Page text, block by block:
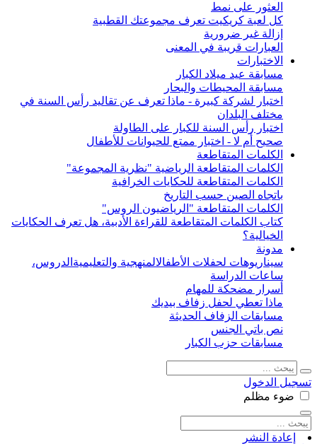
العثور على نمط
كل لعبة كريكيت تعرف مجموعتك القطبية
إزالة غير ضرورية
العبارات قريبة في المعنى
الاختبارات
مسابقة عيد ميلاد الكبار
مسابقة المحيطات والبحار
اختبار لشركة كبيرة - ماذا تعرف عن تقاليد رأس السنة في
مختلف البلدان
اختبار رأس السنة للكبار على الطاولة
صحيح أم لا - اختبار ممتع للحيوانات للأطفال
الكلمات المتقاطعة
الكلمات المتقاطعة الرياضية "نظرية المجموعة"
الكلمات المتقاطعة للحكايات الخرافية
باتجاه الصين حسب التاريخ
الكلمات المتقاطعة "الرياضيون الروس"
كتاب الكلمات المتقاطعة للقراءة الأدبية، هل تعرف الحكايات
الخيالية؟
مدونة
سيناريوهات لحفلات الأطفالالمنهجية والتعليمية الدروس،
ساعات الدراسة
أسرار مضحكة للمهام
ماذا تعطي لحفل زفاف بيديك
مسابقات الزفاف الحديثة
نص باتي الجنس
مسابقات حزب الكبار
تسجيل الدخول
ضوء مظلم
إعادة النشر